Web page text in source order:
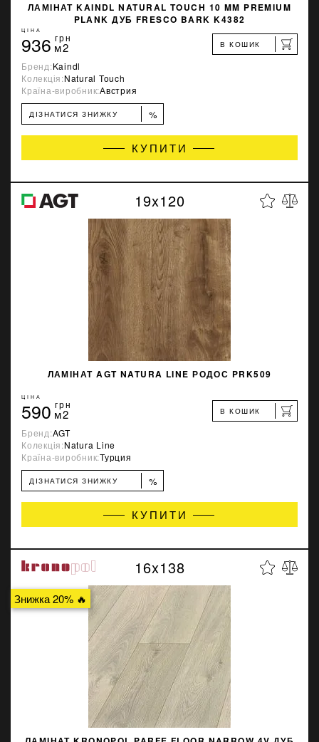
ЛАМІНАТ KAINDL NATURAL TOUCH 10 MM PREMIUM
PLANK ДУБ FRESCO BARK K4382
ЦІНА
936 грн
м2 В КОШИК
Бренд:Kaindl
Колекція:Natural Touch
Країна-виробник:Австрия
ДІЗНАТИСЯ ЗНИЖКУ %
КУПИТИ
19x120
ЛАМІНАТ AGT NATURA LINE РОДОС PRK509
ЦІНА
590 грн
м2 В КОШИК
Бренд:AGT
Колекція:Natura Line
Країна-виробник:Турция
ДІЗНАТИСЯ ЗНИЖКУ %
КУПИТИ
Знижка 20% 🔥
16x138